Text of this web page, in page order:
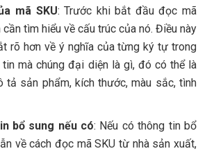
mã SKU: Trước khi bắt đầu đọc mã
tìm hiểu về cấu trúc của nó. Điều này
rõ hơn về ý nghĩa của từng ký tự trong
mà chúng đại diện là gì, đó có thể là
tả sản phẩm, kích thước, màu sắc, tình
bổ sung nếu có: Nếu có thông tin bổ
về cách đọc mã SKU từ nhà sản xuất,